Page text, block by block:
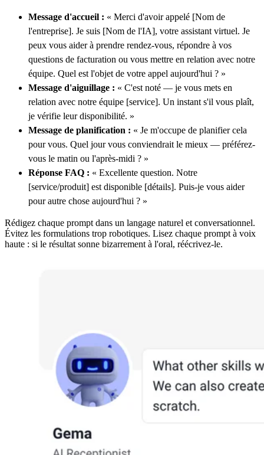
Message d'accueil : « Merci d'avoir appelé [Nom de
l'entreprise]. Je suis [Nom de l'IA], votre assistant virtuel. Je
peux vous aider à prendre rendez-vous, répondre à vos
questions de facturation ou vous mettre en relation avec notre
équipe. Quel est l'objet de votre appel aujourd'hui ? »
Message d'aiguillage : « C'est noté — je vous mets en
relation avec notre équipe [service]. Un instant s'il vous plaît,
je vérifie leur disponibilité. »
Message de planification : « Je m'occupe de planifier cela
pour vous. Quel jour vous conviendrait le mieux — préférez-
vous le matin ou l'après-midi ? »
Réponse FAQ : « Excellente question. Notre
[service/produit] est disponible [détails]. Puis-je vous aider
pour autre chose aujourd'hui ? »
Rédigez chaque prompt dans un langage naturel et conversationnel.
Évitez les formulations trop robotiques. Lisez chaque prompt à voix
haute : si le résultat sonne bizarrement à l'oral, réécrivez-le.